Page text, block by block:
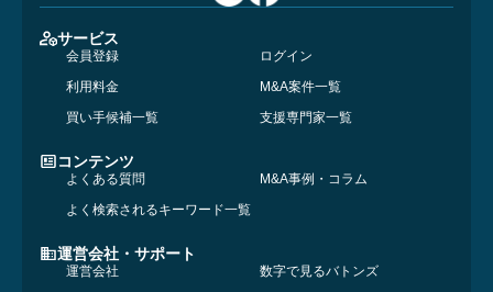
サービス
会員登録
ログイン
利用料金
M&A案件一覧
買い手候補一覧
支援専門家一覧
コンテンツ
よくある質問
M&A事例・コラム
よく検索されるキーワード一覧
運営会社・サポート
運営会社
数字で見るバトンズ